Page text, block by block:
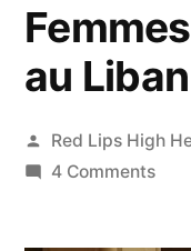
au Liban
Posted
by
Red Lips High
4 Commentson